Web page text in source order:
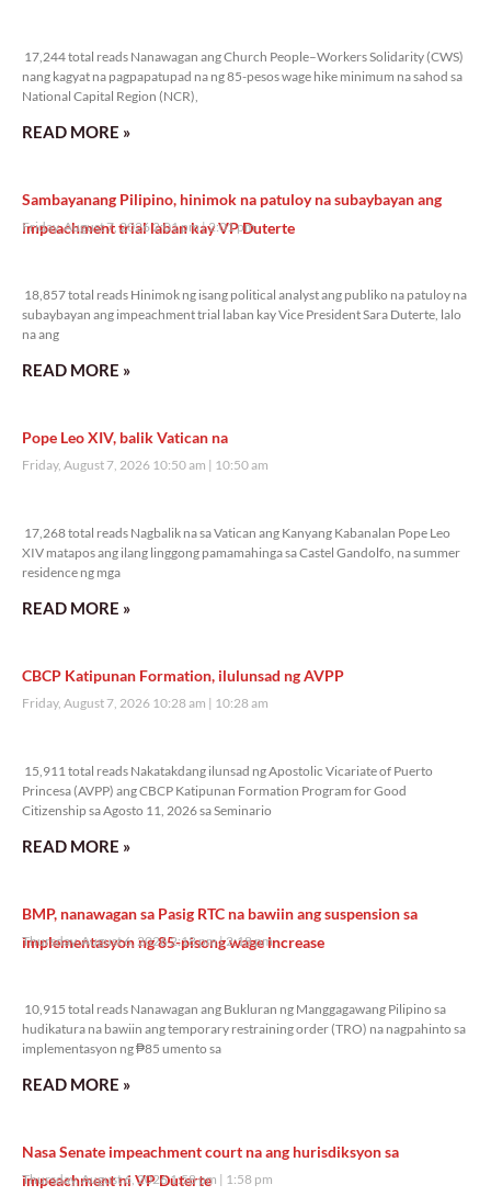
17,244 total reads Nanawagan ang Church People–Workers Solidarity (CWS)
nang kagyat na pagpapatupad na ng 85-pesos wage hike minimum na sahod sa
National Capital Region (NCR),
READ MORE »
Sambayanang Pilipino, hinimok na patuloy na subaybayan ang
impeachment trial laban kay VP Duterte
Friday, August 7, 2026 2:01 pm 2:01 pm
18,857 total reads Hinimok ng isang political analyst ang publiko na patuloy na
subaybayan ang impeachment trial laban kay Vice President Sara Duterte, lalo
na ang
READ MORE »
Pope Leo XIV, balik Vatican na
Friday, August 7, 2026 10:50 am 10:50 am
17,268 total reads Nagbalik na sa Vatican ang Kanyang Kabanalan Pope Leo
XIV matapos ang ilang linggong pamamahinga sa Castel Gandolfo, na summer
residence ng mga
READ MORE »
CBCP Katipunan Formation, ilulunsad ng AVPP
Friday, August 7, 2026 10:28 am 10:28 am
15,911 total reads Nakatakdang ilunsad ng Apostolic Vicariate of Puerto
Princesa (AVPP) ang CBCP Katipunan Formation Program for Good
Citizenship sa Agosto 11, 2026 sa Seminario
READ MORE »
BMP, nanawagan sa Pasig RTC na bawiin ang suspension sa
implementasyon ng 85-pisong wage increase
Thursday, August 6, 2026 2:18 pm 2:18 pm
10,915 total reads Nanawagan ang Bukluran ng Manggagawang Pilipino sa
hudikatura na bawiin ang temporary restraining order (TRO) na nagpahinto sa
implementasyon ng ₱85 umento sa
READ MORE »
Nasa Senate impeachment court na ang hurisdiksyon sa
impeachment ni VP Duterte
Thursday, August 6, 2026 1:58 pm 1:58 pm